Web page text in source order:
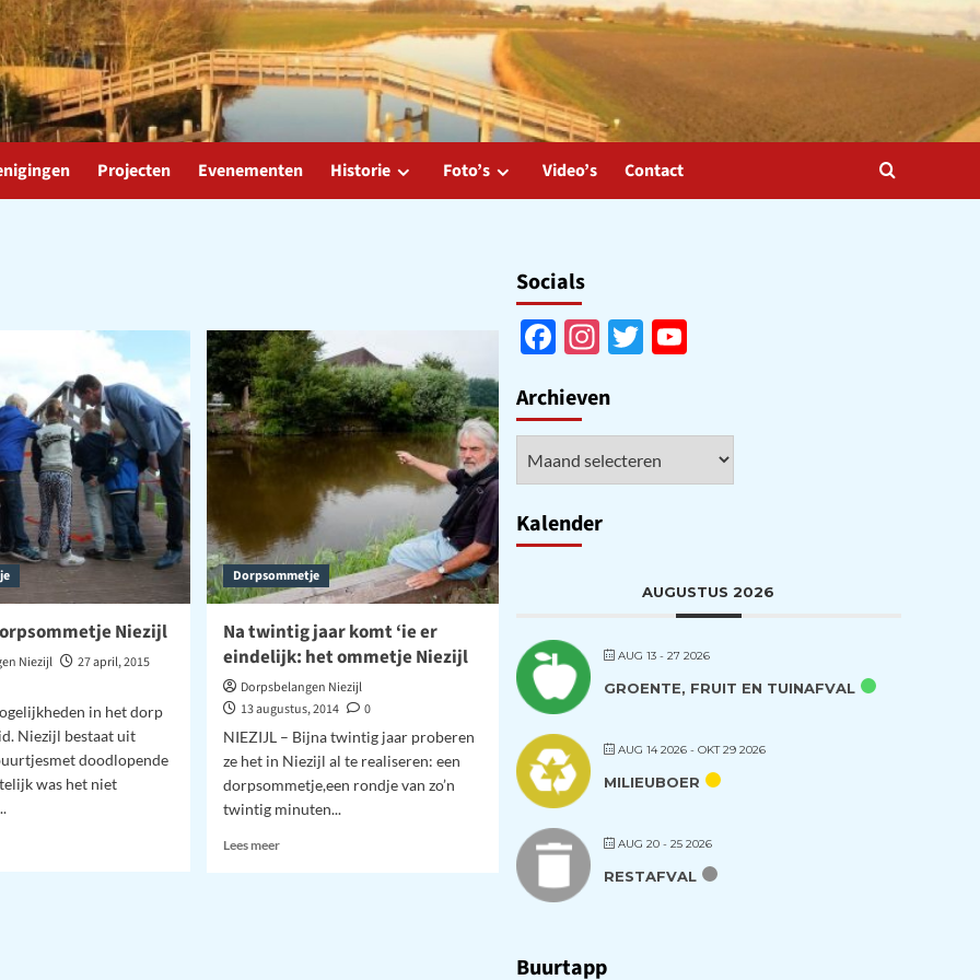
Projecten Evenementen Historie Foto’s Video’s Contact
Niezijl
Niezijl
27 april, 2015
in het dorp
Niezijl bestaat uit
doodlopende
was het niet
Dorpsommetje
Na twintig jaar komt ‘ie er
eindelijk: het ommetje Niezijl
Dorpsbelangen Niezijl
13 augustus, 2014
0
NIEZIJL – Bijna twintig jaar proberen
ze het in Niezijl al te realiseren: een
dorpsommetje,een rondje van zo’n
twintig minuten...
Lees meerLees
Socials
Facebook
Instagram
Twitter
YouTube
Archieven
Kalender
AUGUSTUS 2026
AUG 13 - 27 2026
GROENTE, FRUIT EN TUINAFVAL
AUG 14 2026- OKT 29 2026
MILIEUBOER
AUG 20 - 25 2026
RESTAFVAL
Buurtapp